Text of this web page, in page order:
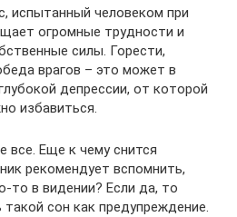
испытанный человеком при
огромные трудности и
силы. Горести,
врагов – это может в
депрессии, от которой
избавиться.
все. Еще к чему снится
рекомендует вспомнить,
то в видении? Если да, то
сон как предупреждение.